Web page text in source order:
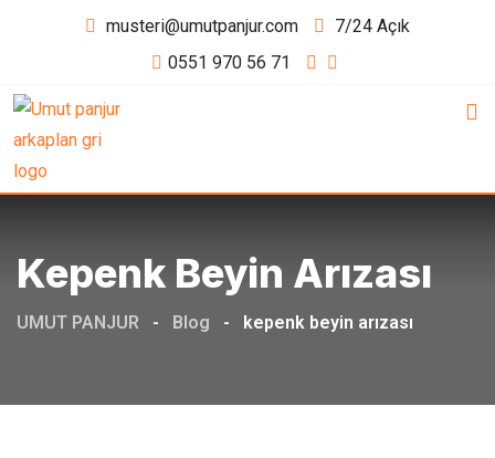
musteri@umutpanjur.com
7/24 Açık
0551 970 56 71
Kepenk Beyin Arızası
UMUT PANJUR - Blog - kepenk beyin arızası